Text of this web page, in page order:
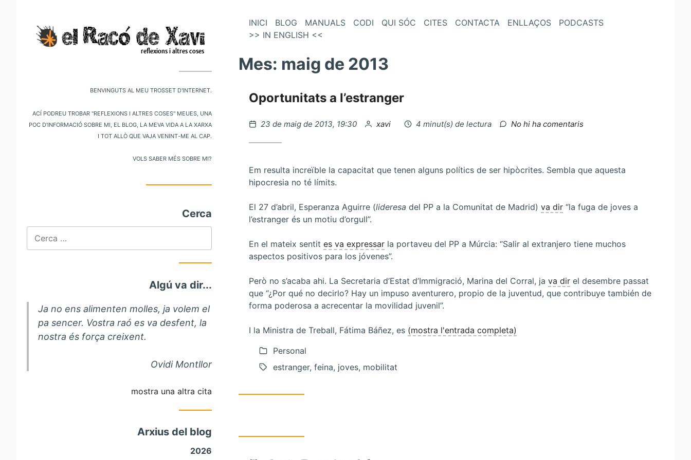
principal
Benvinguts al meu trosset d'internet.
Ací podreu trobar "reflexions i altres coses" meues, una
poc d'informació sobre mi, el blog, la meva vida a la xarxa
i tot allò que vaja venint-me al cap.
Vols saber més sobre mi?
Cerca
Algú va dir...
Ja no ens alimenten molles, ja volem el
pa sencer. Vostra raó es va desfent, la
nostra és força creixent.
Ovidi Montllor
mostra una altra cita
Arxius del blog
2026
VésINICI BLOG MANUALS CODI QUI SÓC CITES CONTACTA ENLLAÇOS
PODCASTS
>> IN ENGLISH <<
Mes: maig de 2013
Oportunitats a l’estranger
Publicat
23 de maig de 2013, 19:30 per
xavi 4 minut(s) de lectura No hi ha comentaris
Em resulta increïble la capacitat que tenen alguns polítics de ser hipòcrites. Sembla que aquesta
hipocresia no té límits.
El 27 d’abril, Esperanza Aguirre (lideresa del PP a la Comunitat de Madrid) va dir “la fuga de joves a
l’estranger és un motiu d’orgull”.
En el mateix sentit es va expressar la portaveu del PP a Múrcia: “Salir al extranjero tiene muchos
aspectos positivos para los jóvenes”.
Però no s’acaba ahi. La Secretaria d’Estat d’Immigració, Marina del Corral, ja va dir el desembre passat
que “¿Por qué no decirlo? Hay un impuso aventurero, propio de la juventud, que contribuye también de
forma poderosa a acrecentar la movilidad juvenil”.
I la Ministra de Treball, Fátima Báñez, es (mostra l'entrada completa)
Personal
estranger, feina, joves, mobilitat